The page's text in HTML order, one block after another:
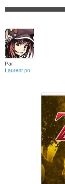
Par
Laurent pn